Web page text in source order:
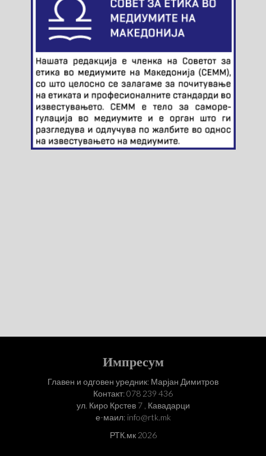
Импресум
Главен и одговен уредник: Марјан Димитров
Контакт: 078 239 436
ул. Киро Крстев 7 , Кавадарци
е-маил: info@rtk.mk
РТК.мк 2026